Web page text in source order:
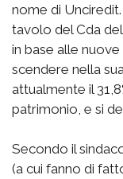
nome di
tavolo del Cda
in base alle
scendere nella
attualmente il
patrimonio, e si
Secondo il
(a cui fanno di